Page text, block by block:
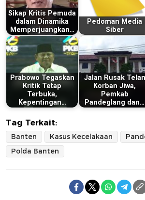
Sikap Kritis Pemuda
dalam Dinamika
Memperjuangkan…
Pedoman Media
Siber
Prabowo Tegaskan
Kritik Tetap
Terbuka,
Kepentingan…
Jalan Rusak Telan
Korban Jiwa,
Pemkab
Pandeglang dan…
Tag Terkait:
Banten Kasus Kecelakaan
Polda Banten